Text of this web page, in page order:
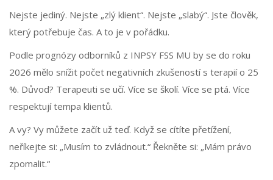
Nejste jediný. Nejste „zlý klient“. Nejste „slabý“. Jste člověk,
který potřebuje čas. A to je v pořádku.
Podle prognózy odborníků z INPSY FSS MU by se do roku
2026 mělo snížit počet negativních zkušeností s terapií o 25
%. Důvod? Terapeuti se učí. Více se školí. Více se ptá. Více
respektují tempa klientů.
A vy? Vy můžete začít už teď. Když se cítíte přetížení,
neříkejte si: „Musím to zvládnout.“ Řekněte si: „Mám právo
zpomalit.“